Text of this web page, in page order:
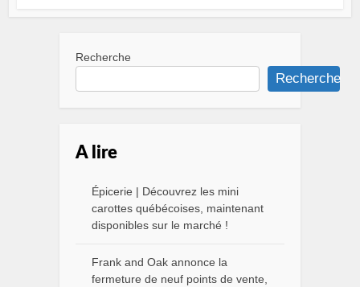
Recherche
Recherche
A lire
Épicerie | Découvrez les mini
carottes québécoises, maintenant
disponibles sur le marché !
Frank and Oak annonce la
fermeture de neuf points de vente,